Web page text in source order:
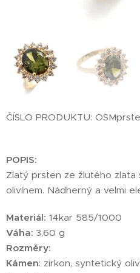
ČÍSLO PRODUKTU:
POPIS:
Zlatý prsten ze žlutého zlata
olivínem. Nádherný a velmi
Materiál: 14kar 585/1000
Váha: 3,60 g
Rozměry:
Kámen: zirkon, syntetický